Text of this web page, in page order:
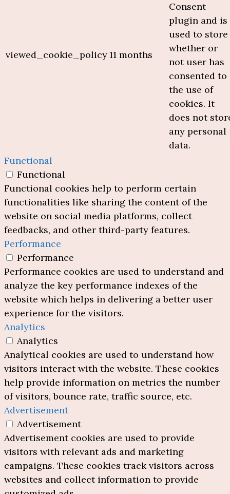
viewed_cookie_policy11 months
Consent
plugin and is
used to store
whether or
not user has
consented to
the use of
cookies. It
does not
any personal
data.
Functional
Functional
Functional cookies help to perform certain
functionalities like sharing the content of the
website on social media platforms, collect
feedbacks, and other third-party features.
Performance
Performance
Performance cookies are used to understand and
analyze the key performance indexes of the
website which helps in delivering a better user
experience for the visitors.
Analytics
Analytics
Analytical cookies are used to understand how
visitors interact with the website. These cookies
help provide information on metrics the number
of visitors, bounce rate, traffic source, etc.
Advertisement
Advertisement
Advertisement cookies are used to provide
visitors with relevant ads and marketing
campaigns. These cookies track visitors across
websites and collect information to provide